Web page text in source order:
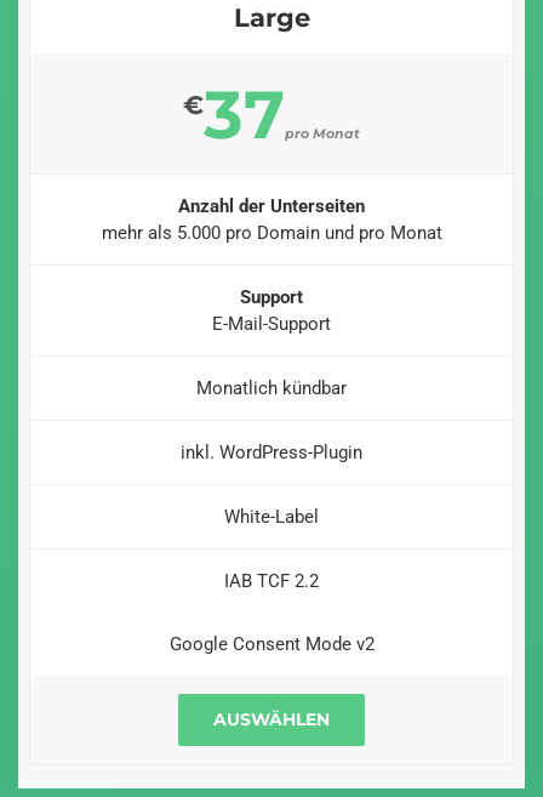
Large
€37pro Monat
Anzahl der Unterseiten
mehr als 5.000 pro Domain und pro Monat
Support
E-Mail-Support
Monatlich kündbar
inkl. WordPress-Plugin
White-Label
IAB TCF 2.2
Google Consent Mode v2
AUSWÄHLEN